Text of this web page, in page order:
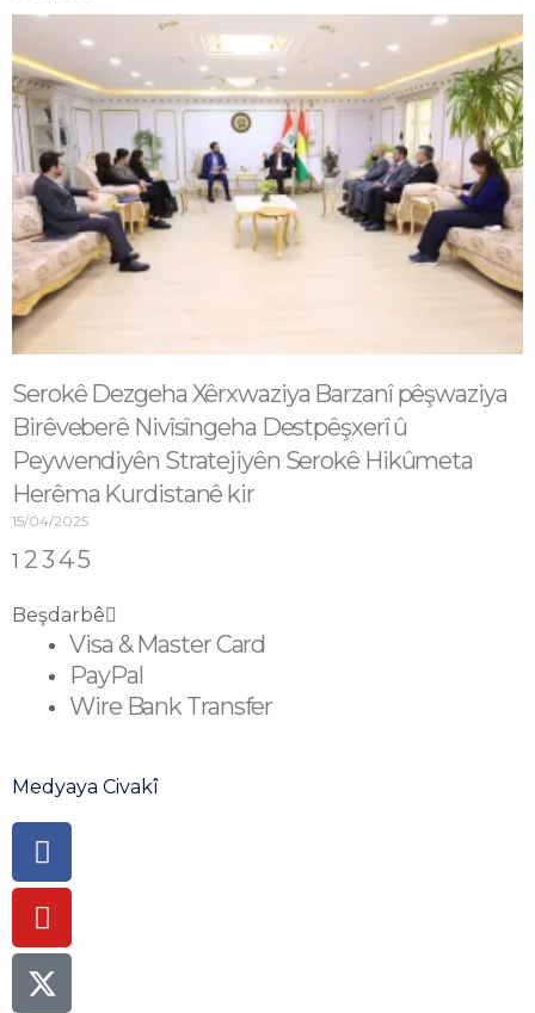
Serokê Dezgeha Xêrxwaziya Barzanî pêşwaziya
Birêveberê Nivîsîngeha Destpêşxerî û
Peywendiyên Stratejiyên Serokê Hikûmeta
Herêma Kurdistanê kir
15/04/2025
1 2345
Beşdarbê
Visa & Master Card
PayPal
Wire Bank Transfer
Medyaya Civakî
Facebook-
f
Youtube
Instagram
Flickr
Tiktok